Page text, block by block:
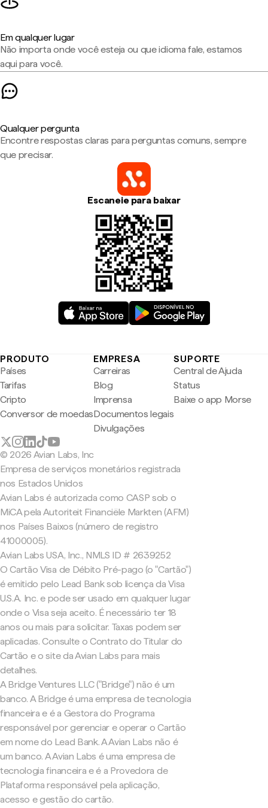
Em qualquer lugar
Não importa onde você esteja ou que idioma fale, estamos
aqui para você.
Qualquer pergunta
Encontre respostas claras para perguntas comuns, sempre
que precisar.
Escaneie para baixar
PRODUTO
Países
Tarifas
Cripto
Conversor de moedas
EMPRESA
Carreiras
Blog
Imprensa
Documentos legais
Divulgações
SUPORTE
Central de Ajuda
Status
Baixe o app Morse
© 2026 Avian Labs, Inc
Empresa de serviços monetários registrada
nos Estados Unidos
Avian Labs é autorizada como CASP sob o
MiCA pela Autoriteit Financiële Markten (AFM)
nos Países Baixos (número de registro
41000005).
Avian Labs USA, Inc., NMLS ID # 2639252
O Cartão Visa de Débito Pré-pago (o "Cartão")
é emitido pelo Lead Bank sob licença da Visa
U.S.A. Inc. e pode ser usado em qualquer lugar
onde o Visa seja aceito. É necessário ter 18
anos ou mais para solicitar. Taxas podem ser
aplicadas. Consulte o Contrato do Titular do
Cartão e o site da Avian Labs para mais
detalhes.
A Bridge Ventures LLC ("Bridge") não é um
banco. A Bridge é uma empresa de tecnologia
financeira e é a Gestora do Programa
responsável por gerenciar e operar o Cartão
em nome do Lead Bank. A Avian Labs não é
um banco. A Avian Labs é uma empresa de
tecnologia financeira e é a Provedora de
Plataforma responsável pela aplicação,
acesso e gestão do cartão.